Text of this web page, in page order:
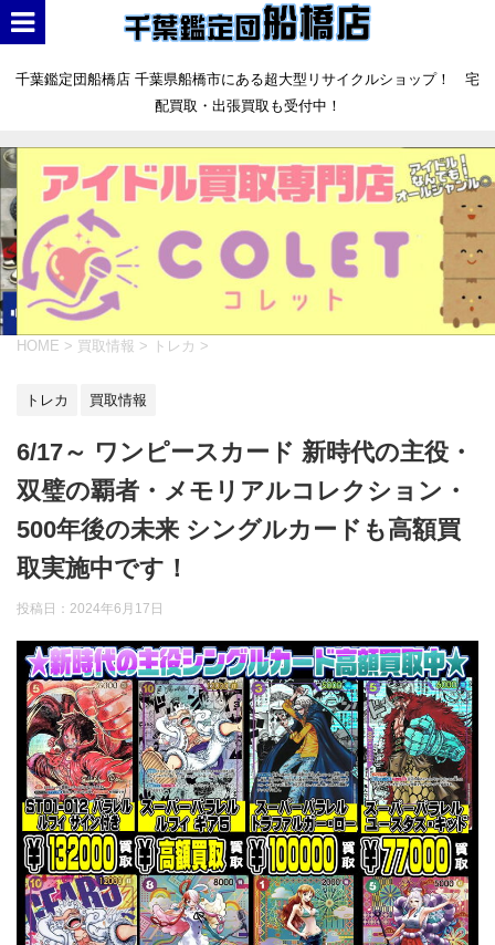
千葉鑑定団船橋店 千葉県船橋市にある超大型リサイクルショップ！ 宅
配買取・出張買取も受付中！
HOME > 買取情報 > トレカ >
トレカ 買取情報
6/17～ ワンピースカード 新時代の主役・
双璧の覇者・メモリアルコレクション・
500年後の未来 シングルカードも高額買
取実施中です！
投稿日： 2024年6月17日